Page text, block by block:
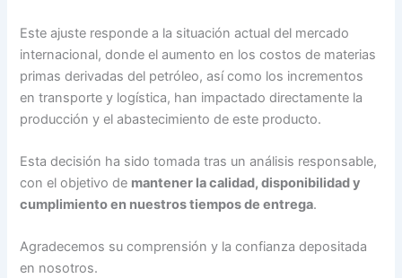
Este ajuste responde a la situación actual del mercado
internacional, donde el aumento en los costos de materias
primas derivadas del petróleo, así como los incrementos
en transporte y logística, han impactado directamente la
producción y el abastecimiento de este producto.
Esta decisión ha sido tomada tras un análisis responsable,
con el objetivo de mantener la calidad, disponibilidad y
cumplimiento en nuestros tiempos de entrega.
Agradecemos su comprensión y la confianza depositada
en nosotros.